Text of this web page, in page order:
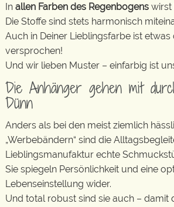
In allen Farben des Regenbogens wirst
Die Stoffe sind stets harmonisch
Auch in Deiner Lieblingsfarbe ist etwas
versprochen!
Und wir lieben Muster – einfarbig ist
Die Anhänger gehen mit
Dünn
Anders als bei den meist ziemlich
„Werbebändern“ sind die
Lieblingsmanufaktur echte
Sie spiegeln Persönlichkeit und eine
Lebenseinstellung wider.
Und total robust sind sie auch – damit